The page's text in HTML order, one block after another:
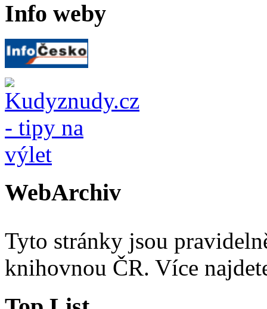
Info weby
WebArchiv
Tyto stránky jsou
knihovnou ČR. Více